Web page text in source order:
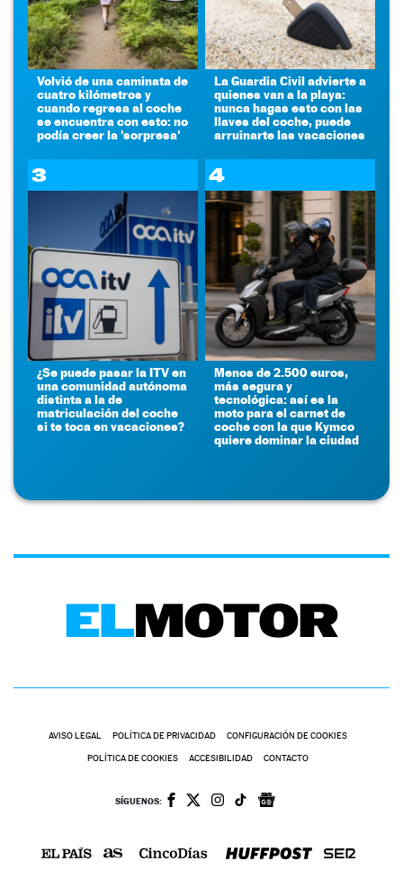
Volvió de una caminata de
cuatro kilómetros y
cuando regresa al coche
se encuentra con esto: no
podía creer la 'sorpresa'
La Guardia Civil advierte a
quienes van a la playa:
nunca hagas esto con las
llaves del coche, puede
arruinarte las vacaciones
3
¿Se puede pasar la ITV en
una comunidad autónoma
distinta a la de
matriculación del coche
si te toca en vacaciones?
4
Menos de 2.500 euros,
más segura y
tecnológica: así es la
moto para el carnet de
coche con la que Kymco
quiere dominar la ciudad
AVISO LEGAL POLÍTICA DE PRIVACIDAD CONFIGURACIÓN DE COOKIES
POLÍTICA DE COOKIES ACCESIBILIDAD CONTACTO
SÍGUENOS: